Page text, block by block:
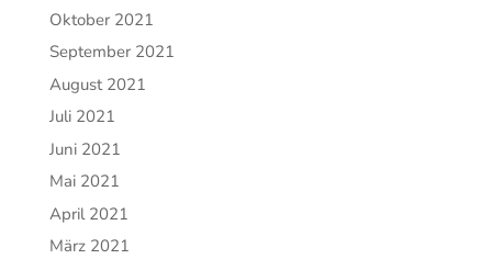
Oktober 2021
September 2021
August 2021
Juli 2021
Juni 2021
Mai 2021
April 2021
März 2021